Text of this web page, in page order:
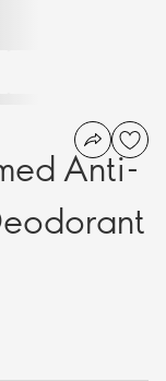
Anti-